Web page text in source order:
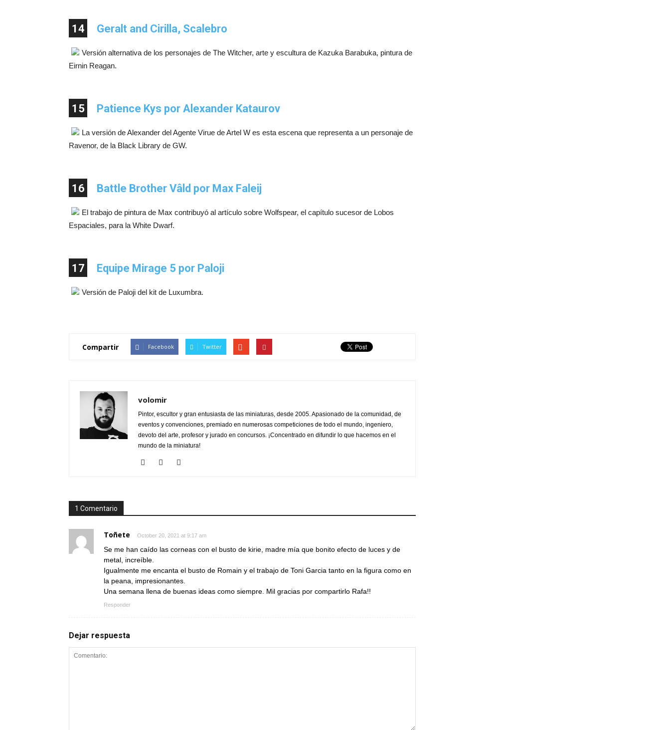
14 Geralt and Cirilla, Scalebro
Versión alternativa de los personajes de The Witcher, arte y escultura de Kazuka Barabuka, pintura de
Eirnin Reagan.
15 Patience Kys por Alexander Kataurov
La versión de Alexander del Agente Virue de Artel W es esta escena que representa a un personaje de
Ravenor, de la Black Library de GW.
16 Battle Brother Vâld por Max Faleij
El trabajo de pintura de Max contribuyó al artículo sobre Wolfspear, el capítulo sucesor de Lobos
Espaciales, para la White Dwarf.
17 Equipe Mirage 5 por Paloji
Versión de Paloji del kit de Luxumbra.
Compartir Facebook Twitter
volomir
Pintor, escultor y gran entusiasta de las miniaturas, desde 2005. Apasionado de la comunidad, de
eventos y convenciones, premiado en numerosas competiciones de todo el mundo, ingeniero,
devoto del arte, profesor y jurado en concursos. ¡Concentrado en difundir lo que hacemos en el
mundo de la miniatura!
1 Comentario
Toñete October 20, 2021 at 9:17 am
Se me han caído las corneas con el busto de kirie, madre mía que bonito efecto de luces y de
metal, increíble.
Igualmente me encanta el busto de Romain y el trabajo de Toni Garcia tanto en la figura como en
la peana, impresionantes.
Una semana llena de buenas ideas como siempre. Mil gracias por compartirlo Rafa!!
Responder
Dejar respuesta